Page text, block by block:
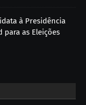
à Presidência
para as Eleições